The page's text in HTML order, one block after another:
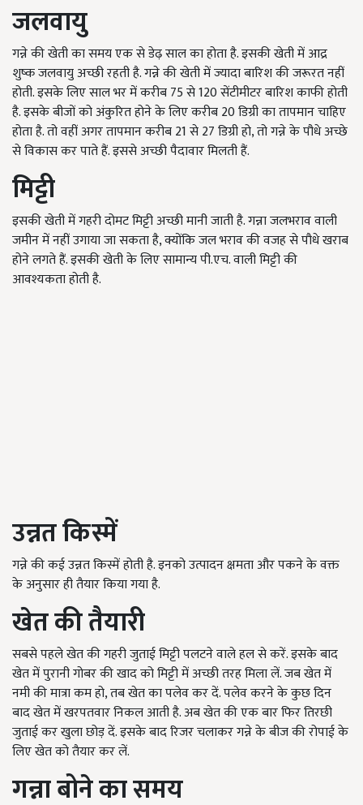
जलवायु
गन्ने की खेती का समय एक से डेढ़ साल का होता है. इसकी खेती में आद्र
शुष्क जलवायु अच्छी रहती है. गन्ने की खेती में ज्यादा बारिश की जरूरत नहीं
होती. इसके लिए साल भर में करीब 75 से 120 सेंटीमीटर बारिश काफी होती
है. इसके बीजों को अंकुरित होने के लिए करीब 20 डिग्री का तापमान चाहिए
होता है. तो वहीं अगर तापमान करीब 21 से 27 डिग्री हो, तो गन्ने के पौधे अच्छे
से विकास कर पाते हैं. इससे अच्छी पैदावार मिलती हैं.
मिट्टी
इसकी खेती में गहरी दोमट मिट्टी अच्छी मानी जाती है. गन्ना जलभराव वाली
जमीन में नहीं उगाया जा सकता है, क्योंकि जल भराव की वजह से पौधे खराब
होने लगते हैं. इसकी खेती के लिए सामान्य पी.एच. वाली मिट्टी की
आवश्यकता होती है.
उन्नत किस्में
गन्ने की कई उन्नत किस्में होती है. इनको उत्पादन क्षमता और पकने के वक्त
के अनुसार ही तैयार किया गया है.
खेत की तैयारी
सबसे पहले खेत की गहरी जुताई मिट्टी पलटने वाले हल से करें. इसके बाद
खेत में पुरानी गोबर की खाद को मिट्टी में अच्छी तरह मिला लें. जब खेत में
नमी की मात्रा कम हो, तब खेत का पलेव कर दें. पलेव करने के कुछ दिन
बाद खेत में खरपतवार निकल आती है. अब खेत की एक बार फिर तिरछी
जुताई कर खुला छोड़ दें. इसके बाद रिजर चलाकर गन्ने के बीज की रोपाई के
लिए खेत को तैयार कर लें.
गन्ना बोने का समय